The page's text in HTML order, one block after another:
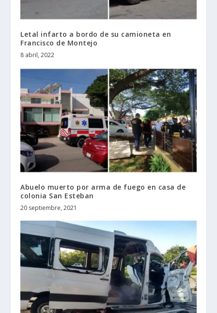
Letal infarto a bordo de su camioneta en
Francisco de Montejo
8 abril, 2022
Abuelo muerto por arma de fuego en casa de
colonia San Esteban
20 septiembre, 2021